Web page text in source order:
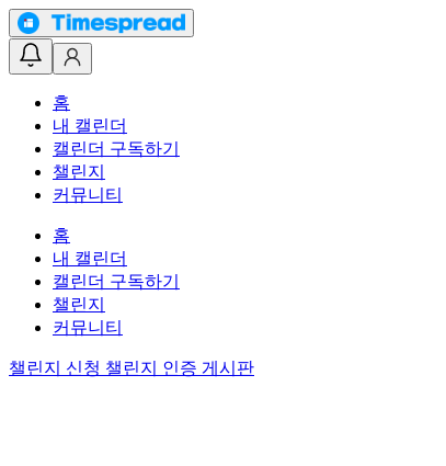
홈
내 캘린더
캘린더 구독하기
챌린지
커뮤니티
홈
내 캘린더
캘린더 구독하기
챌린지
커뮤니티
챌린지 신청 챌린지 인증 게시판